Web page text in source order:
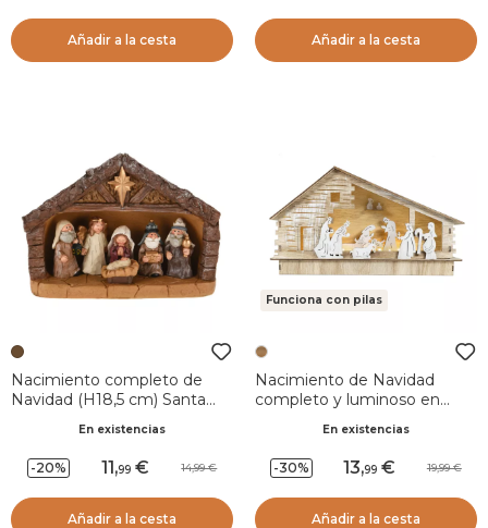
Añadir a la cesta Añadir a la cesta
Nacimiento completo de
Navidad (H18,5 cm) Santa
En existencias
-20% 11,99 14,99
Añadir a la cesta
Funciona con pilas
Nacimiento de Navidad
completo y luminoso en
En existencias
-30% 13,99 19,99
Añadir a la cesta